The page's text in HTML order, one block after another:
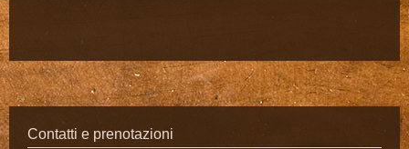
Contatti e prenotazioni